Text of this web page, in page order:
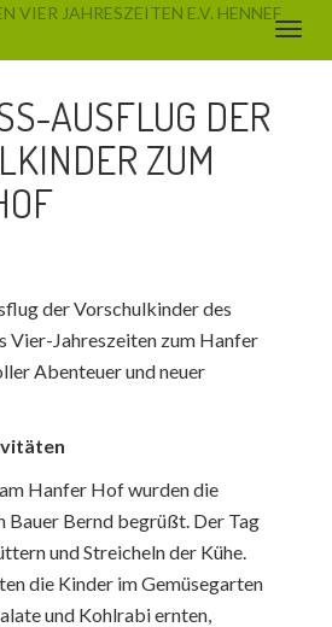
AUSFLUG DER
ZUM
der Vorschulkinder des
Vier-Jahreszeiten zum Hanfer
Abenteuer und neuer
Hanfer Hof wurden die
Bauer Bernd begrüßt. Der Tag
und Streicheln der Kühe.
die Kinder im Gemüsegarten
und Kohlrabi ernten,